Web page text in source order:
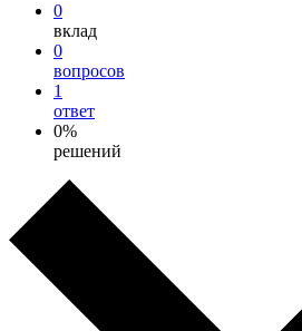
0
вклад
0
вопросов
1
ответ
0%
решений